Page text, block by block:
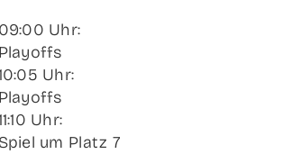
09:00 Uhr:
Playoffs
Uhr:
Playoffs
Uhr:
Spiel um Platz 7